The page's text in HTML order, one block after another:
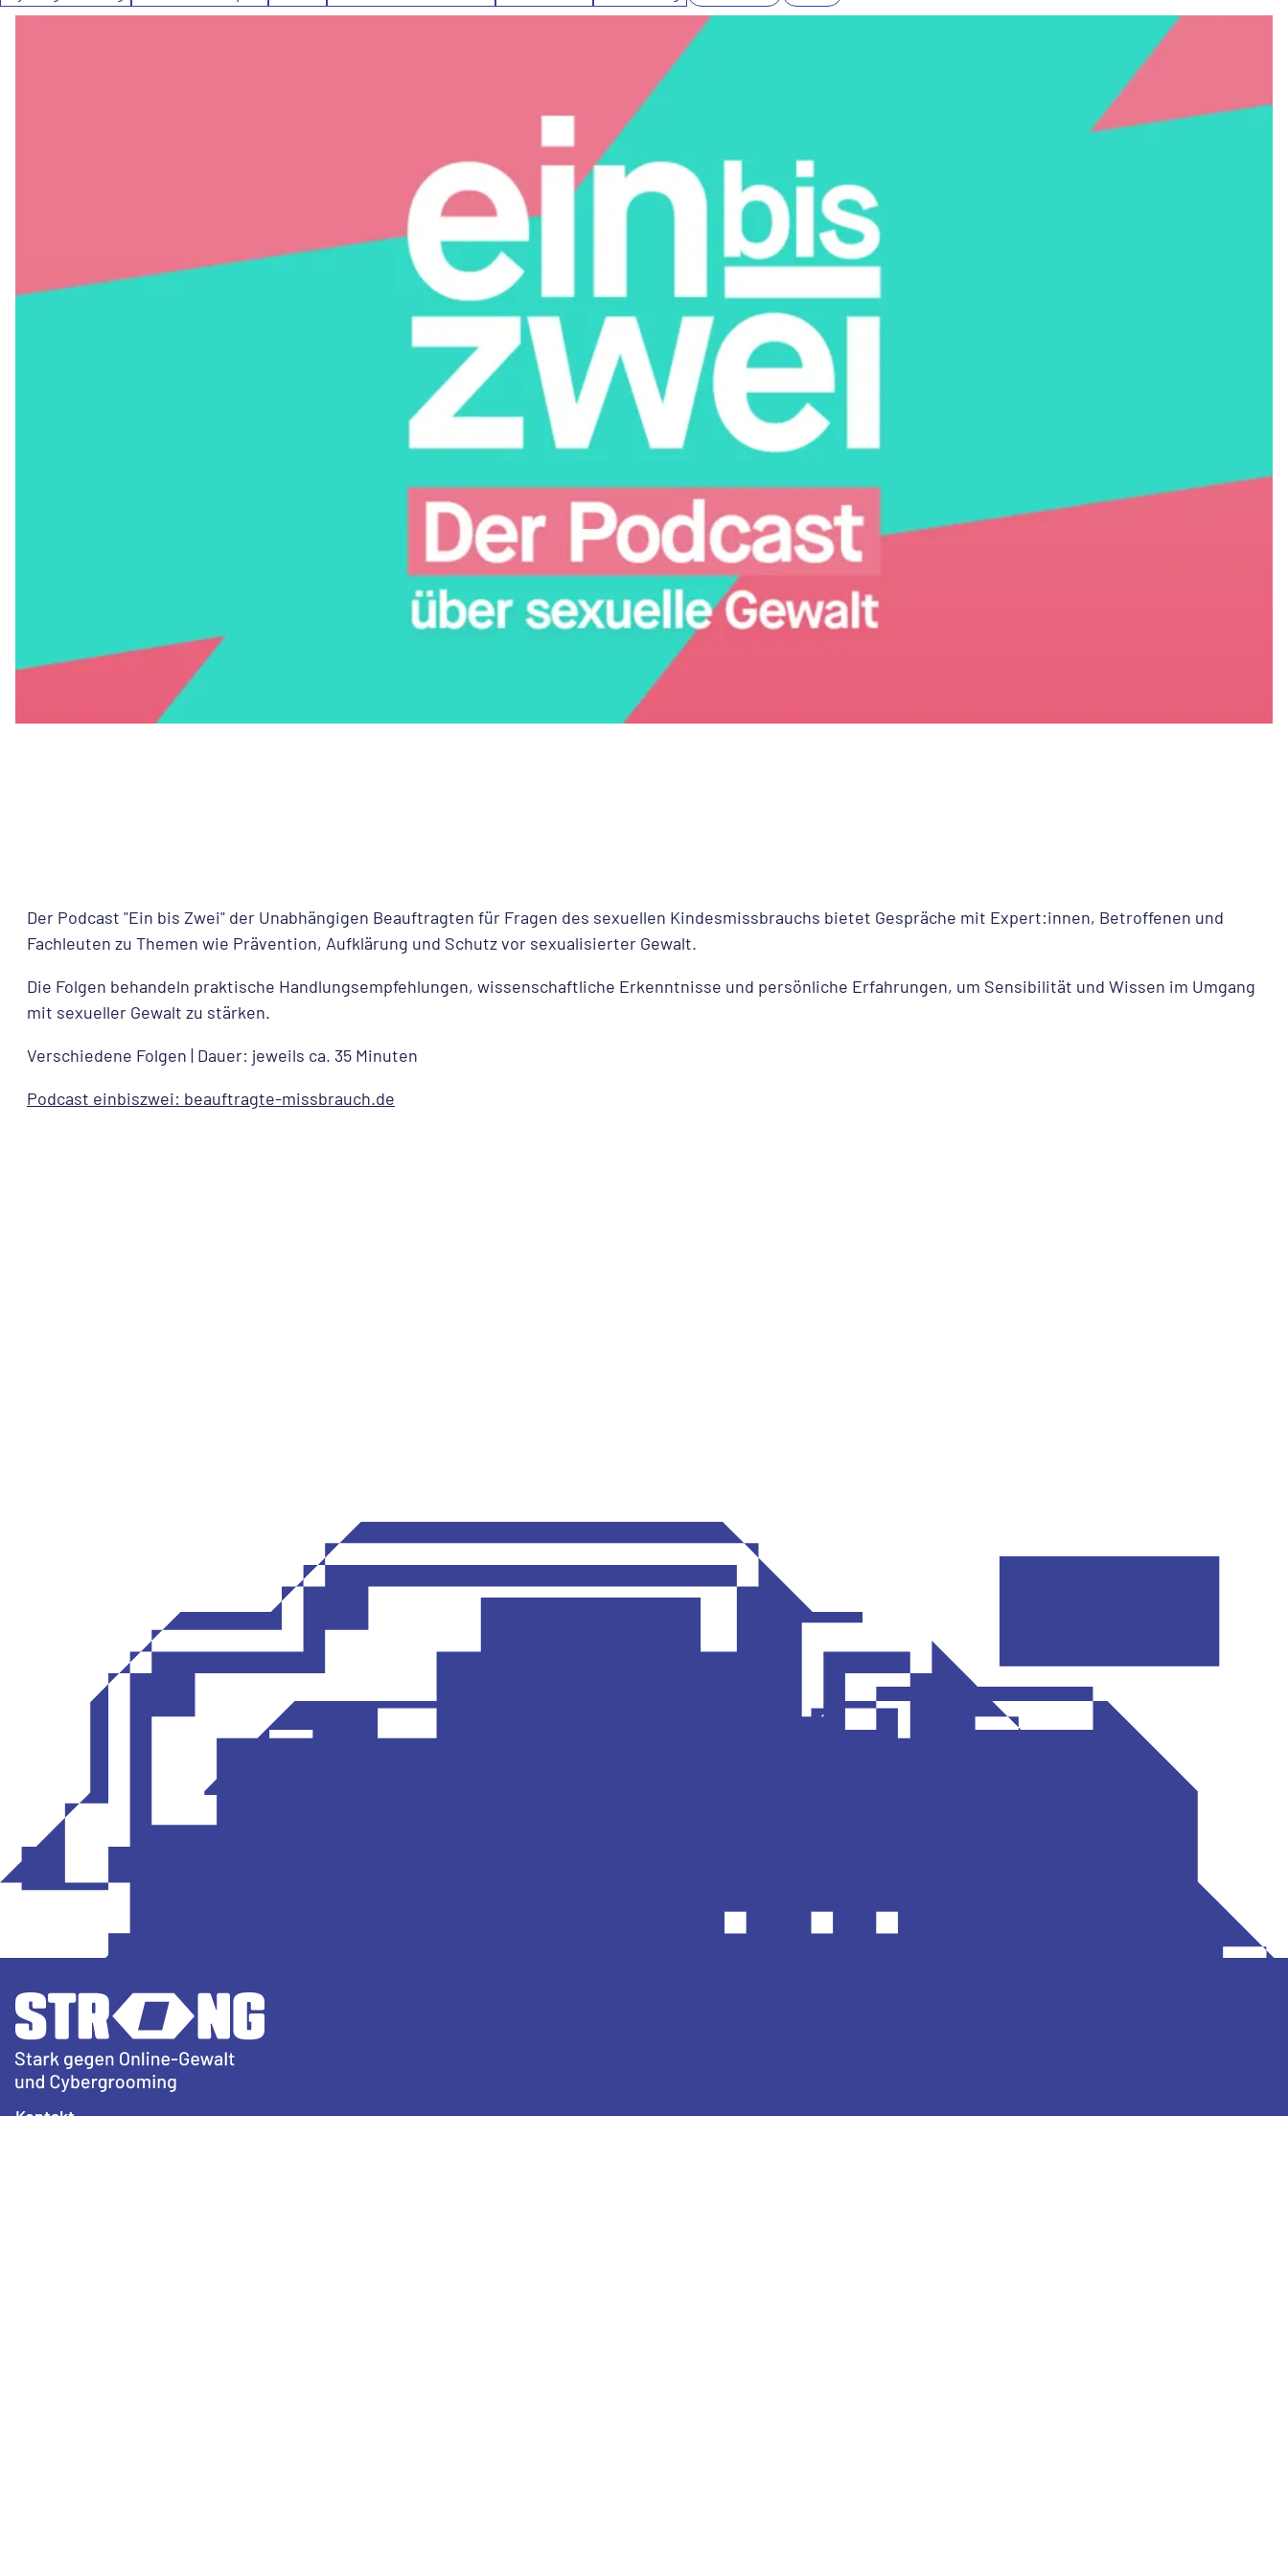
Der Podcast "Ein bis Zwei" der Unabhängigen Beauftragten für Fragen des sexuellen Kindesmissbrauchs bietet Gespräche mit Expert:innen, Betroffenen und
Fachleuten zu Themen wie Prävention, Aufklärung und Schutz vor sexualisierter Gewalt.
Die Folgen behandeln praktische Handlungsempfehlungen, wissenschaftliche Erkenntnisse und persönliche Erfahrungen, um Sensibilität und Wissen im Umgang
mit sexueller Gewalt zu stärken.
Verschiedene Folgen | Dauer: jeweils ca. 35 Minuten
Podcast einbiszwei: beauftragte-missbrauch.de
Kontakt